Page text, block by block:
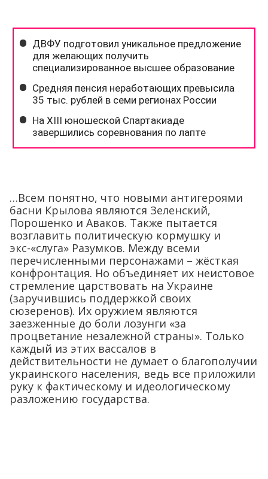
…Всем понятно, что новыми антигероями
басни Крылова являются Зеленский,
Порошенко и Аваков. Также пытается
возглавить политическую кормушку и
экс-«слуга» Разумков. Между всеми
перечисленными персонажами – жёсткая
конфронтация. Но объединяет их неистовое
стремление царствовать на Украине
(заручившись поддержкой своих
сюзеренов). Их оружием являются
заезженные до боли лозунги «за
процветание незалежной страны». Только
каждый из этих вассалов в
действительности не думает о благополучии
украинского населения, ведь все приложили
руку к фактическому и идеологическому
разложению государства.